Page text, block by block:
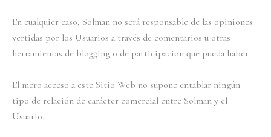
En cualquier caso, Solman no será responsable de las opiniones
vertidas por los Usuarios a través de comentarios u otras
herramientas de blogging o de participación que pueda haber.
El mero acceso a este Sitio Web no supone entablar ningún
tipo de relación de carácter comercial entre Solman y el
Usuario.